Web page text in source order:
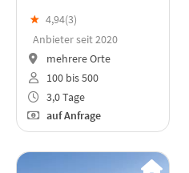
★ 4,94(3)
Anbieter seit 2020
mehrere Orte
100 bis 500
3,0 Tage
auf Anfrage